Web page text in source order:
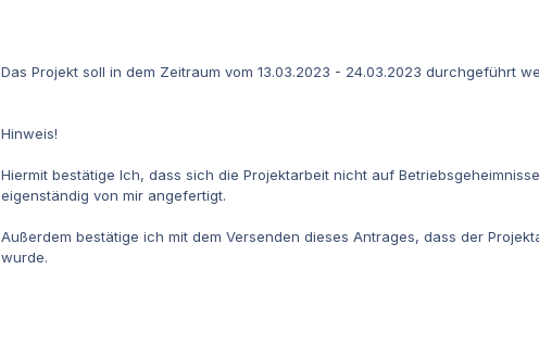
Das Projekt soll in dem Zeitraum vom 13.03.2023 - 24.03.2023 durchgeführt
Hinweis!
Hiermit bestätige Ich, dass sich die Projektarbeit nicht auf
eigenständig von mir angefertigt.
Außerdem bestätige ich mit dem Versenden dieses Antrages, dass der
wurde.